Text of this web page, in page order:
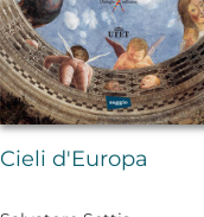
Cieli d'Europa